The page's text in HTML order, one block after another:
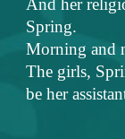
And her
Spring.
Morning and
The girls,
be her